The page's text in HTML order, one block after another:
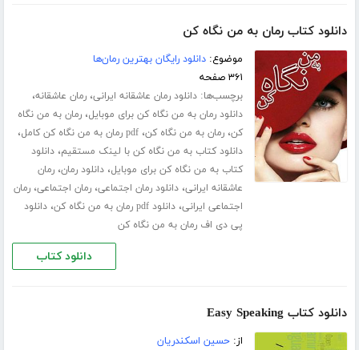
دانلود کتاب رمان به من نگاه کن
موضوع:دانلود رایگان بهترین رمان‌ها
۳۶۱ صفحه
برچسب‌ها:دانلود رمان عاشقانه ایرانی،رمان عاشقانه،
دانلود رمان به من نگاه کن برای موبایل،رمان به من نگاه
کن،رمان به من نگاه کن،pdf رمان به من نگاه کن کامل ،
دانلود کتاب به من نگاه کن با لینک مستقیم،دانلود
کتاب به من نگاه کن برای موبایل،دانلود رمان،رمان
عاشقانه ایرانی،دانلود رمان اجتماعی،رمان اجتماعی،رمان
اجتماعی ایرانی،دانلود pdf رمان به من نگاه کن ،دانلود
پی دی اف رمان به من نگاه کن
دانلود کتاب
دانلود کتاب Easy Speaking
از:حسین اسکندریان